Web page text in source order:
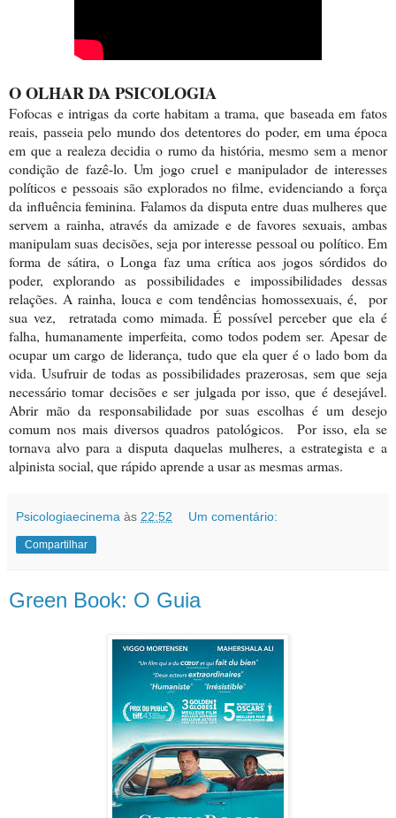
O OLHAR DA PSICOLOGIA
Fofocas e intrigas da corte habitam a trama, que baseada em fatos
reais, passeia pelo mundo dos detentores do poder, em uma época
em que a realeza decidia o rumo da história, mesmo sem a menor
condição de fazê-lo. Um jogo cruel e manipulador de interesses
políticos e pessoais são explorados no filme, evidenciando a força
da influência feminina. Falamos da disputa entre duas mulheres que
servem a rainha, através da amizade e de favores sexuais, ambas
manipulam suas decisões, seja por interesse pessoal ou político. Em
forma de sátira, o Longa faz uma crítica aos jogos sórdidos do
poder, explorando as possibilidades e impossibilidades dessas
relações. A rainha, louca e com tendências homossexuais, é,
por
sua vez,
retratada como mimada. É possível perceber que ela é
falha, humanamente imperfeita, como todos podem ser. Apesar de
ocupar um cargo de liderança, tudo que ela quer é o lado bom da
vida. Usufruir de todas as possibilidades prazerosas, sem que seja
necessário tomar decisões e ser julgada por isso, que é desejável.
Abrir mão da responsabilidade por suas escolhas é um desejo
comum nos mais diversos quadros patológicos.
Por isso, ela se
tornava alvo para a disputa daquelas mulheres, a estrategista e a
alpinista social, que rápido aprende a usar as mesmas armas.
Psicologiaecinema às 22:52 Um comentário:
Compartilhar
Green Book: O Guia